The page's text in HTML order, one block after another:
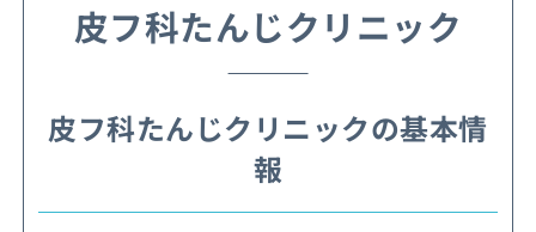
皮フ科たんじクリニック
皮フ科たんじクリニックの基本情
報